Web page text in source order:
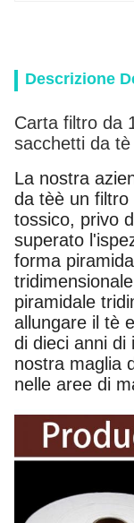
Descrizione
Carta filtro da
sacchetti da tè
La nostra
da tèè un filtro
tossico, privo
superato
forma
piramidale
allungare il tè
di dieci anni di
nostra maglia
nelle aree di